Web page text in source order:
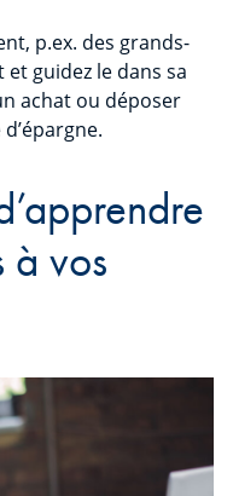
p.ex. des grands-
guidez le dans sa
achat ou déposer
à vos